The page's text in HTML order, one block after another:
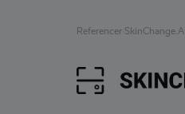
Referencer SkinChange.AI